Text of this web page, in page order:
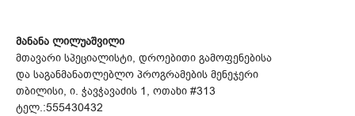
მანანა ლილუაშვილი
მთავარი სპეციალისტი, დროებითი გამოფენებისა
და საგანმანათლებლო პროგრამების მენეჯერი
თბილისი, ი. ჭავჭავაძის 1, ოთახი #313
ტელ.:555430432